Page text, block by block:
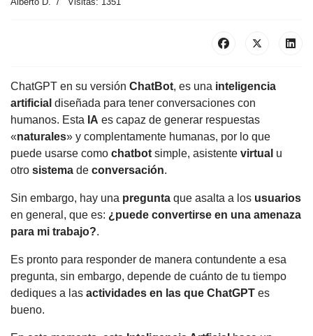
ChatGPT en su versión ChatBot, es una inteligencia
artificial diseñada para tener conversaciones con
humanos. Esta IA es capaz de generar respuestas
«naturales» y complentamente humanas, por lo que
puede usarse como chatbot simple, asistente virtual u
otro sistema de conversación.
Sin embargo, hay una pregunta que asalta a los usuarios
en general, que es: ¿puede convertirse en una amenaza
para mi trabajo?.
Es pronto para responder de manera contundente a esa
pregunta, sin embargo, depende de cuánto de tu tiempo
dediques a las actividades en las que ChatGPT es
bueno.